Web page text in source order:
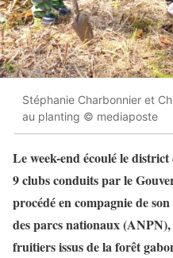
Stéphanie Charbonnier et
au planting © mediaposte
Le week-end écoulé le
9 clubs conduits par le
procédé en compagnie de
des parcs nationaux
fruitiers issus de la forêt